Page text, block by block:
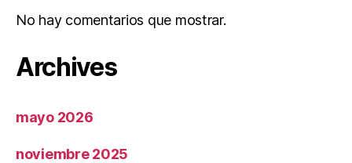
No hay comentarios que mostrar.
Archives
mayo 2026
noviembre 2025